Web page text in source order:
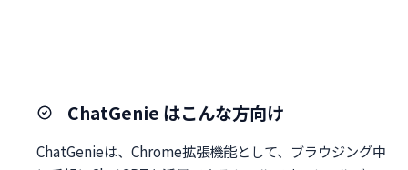
ChatGenie はこんな方向け
ChatGenieは、Chrome拡張機能として、ブラウジング中